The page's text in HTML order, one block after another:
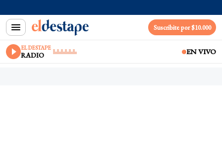
Suscribite por $10.000
EL DESTAPE
RADIO EN VIVO